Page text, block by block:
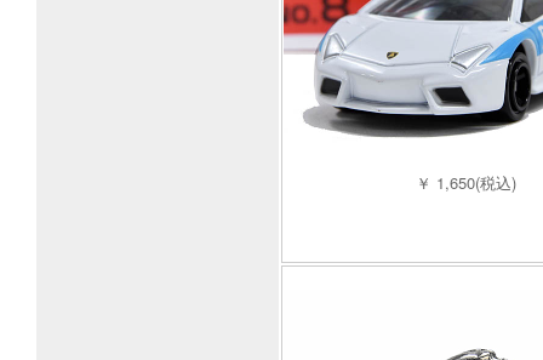
￥ 1,650(税込)